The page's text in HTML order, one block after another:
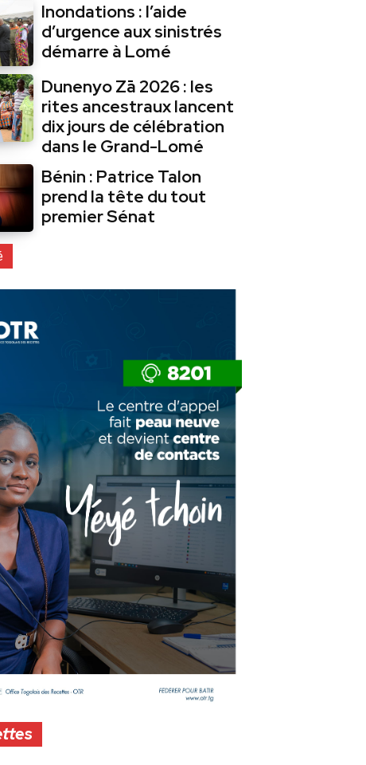
Inondations : l’aide
d’urgence aux sinistrés
démarre à Lomé
Dunenyo Zā 2026 : les
rites ancestraux lancent
dix jours de célébration
dans le Grand-Lomé
Bénin : Patrice Talon
prend la tête du tout
premier Sénat